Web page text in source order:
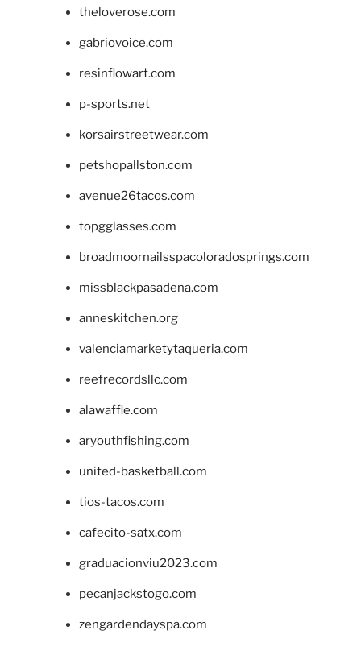
theloverose.com
gabriovoice.com
resinflowart.com
p-sports.net
korsairstreetwear.com
petshopallston.com
avenue26tacos.com
topgglasses.com
broadmoornailsspacoloradosprings.com
missblackpasadena.com
anneskitchen.org
valenciamarketytaqueria.com
reefrecordsllc.com
alawaffle.com
aryouthfishing.com
united-basketball.com
tios-tacos.com
cafecito-satx.com
graduacionviu2023.com
pecanjackstogo.com
zengardendayspa.com